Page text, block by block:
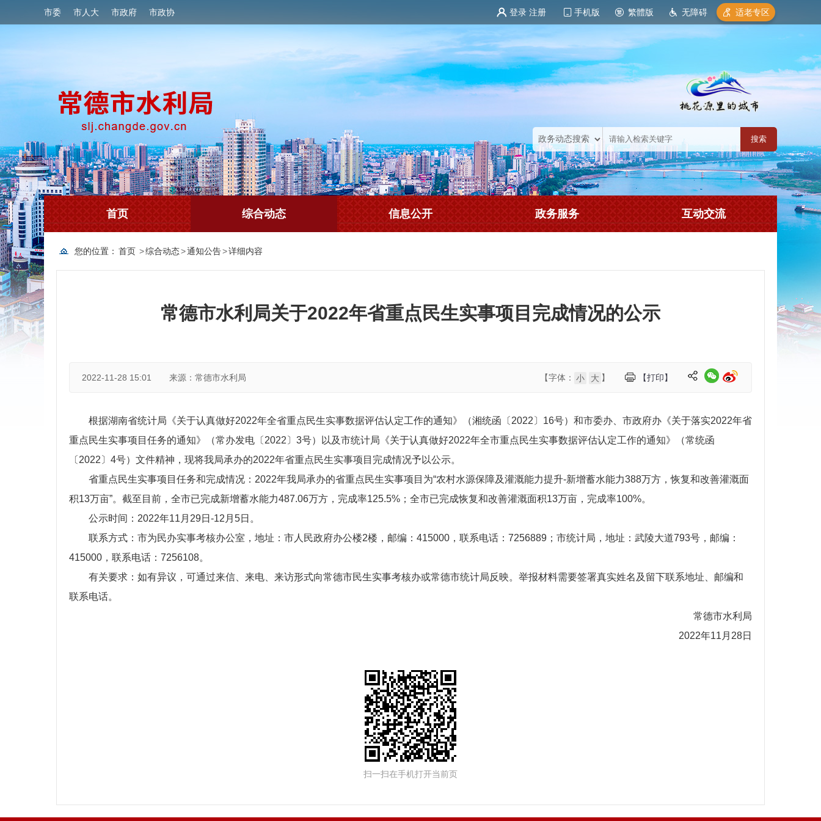
市委 市人大 市政府 市政协 登录 注册 手机版 繁體版 无障碍 适老专区
首页 综合动态 信息公开 政务服务 互动交流
您的位置： 首页 >综合动态>通知公告>详细内容
常德市水利局关于2022年省重点民生实事项目完成情况的公示
2022-11-28 15:01 来源：常德市水利局 【打印】
【字体： 小 大 】
根据湖南省统计局《关于认真做好2022年全省重点民生实事数据评估认定工作的通知》（湘统函〔2022〕16号）和市委办、市政府办《关于落实2022年省
重点民生实事项目任务的通知》（常办发电〔2022〕3号）以及市统计局《关于认真做好2022年全市重点民生实事数据评估认定工作的通知》（常统函
〔2022〕4号）文件精神，现将我局承办的2022年省重点民生实事项目完成情况予以公示。
省重点民生实事项目任务和完成情况：2022年我局承办的省重点民生实事项目为“农村水源保障及灌溉能力提升-新增蓄水能力388万方，恢复和改善灌溉面
积13万亩”。截至目前，全市已完成新增蓄水能力487.06万方，完成率125.5%；全市已完成恢复和改善灌溉面积13万亩，完成率100%。
公示时间：2022年11月29日-12月5日。
联系方式：市为民办实事考核办公室，地址：市人民政府办公楼2楼，邮编：415000，联系电话：7256889； 市统计局，地址：武陵大道793号，邮编：
415000，联系电话：7256108。
有关要求：如有异议，可通过来信、来电、来访形式向常德市民生实事考核办或常德市统计局反映。举报材料需要签署真实姓名及留下联系地址、邮编和
联系电话。
常德市水利局
2022年11月28日
扫一扫在手机打开当前页